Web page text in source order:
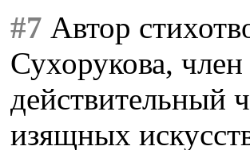
#7 Автор
Сухорукова,
действительный
изящных